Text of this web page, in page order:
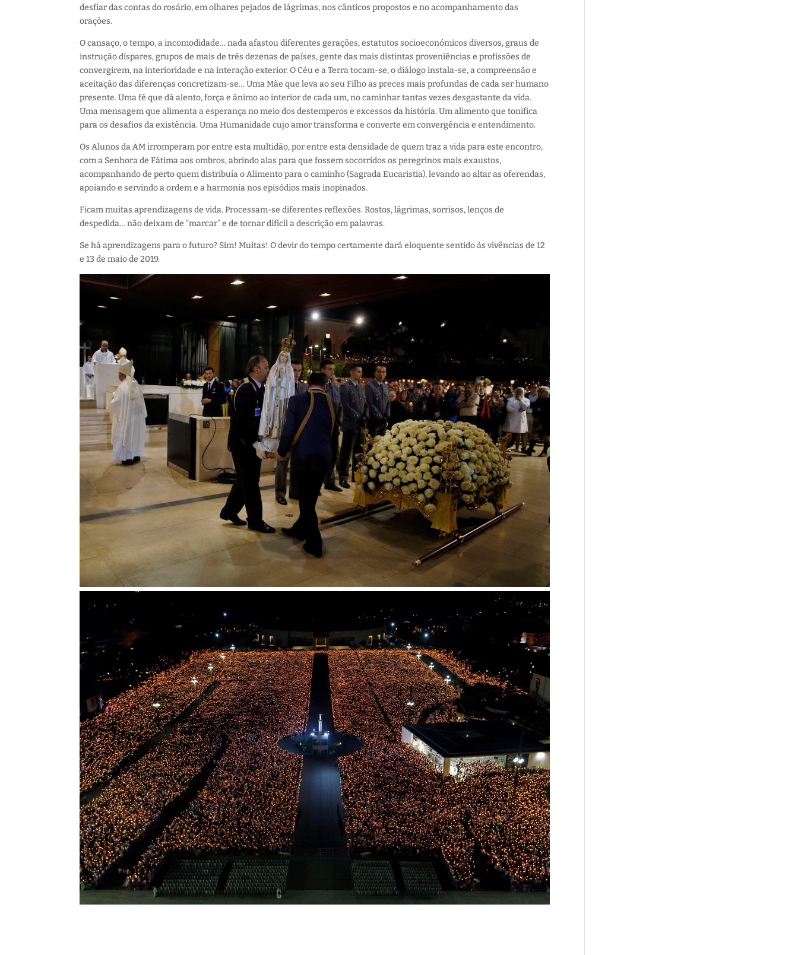
desfiar das contas do rosário, em olhares pejados de lágrimas,nos cânticos propostos e no acompanhamento das
orações.
O cansaço, o tempo, a incomodidade…nadaafastou diferentes gerações, estatutos socioeconómicos diversos, graus de
instrução díspares, grupos de mais de três dezenas de países, gente das mais distintas proveniências e profissões de
convergirem, na interioridade e na interação exterior. O Céu e a Terra tocam-se, o diálogoinstala-se, a compreensão e
aceitação das diferenças concretizam-se… Uma Mãe que leva ao seu Filho as preces mais profundas de cadaser humano
presente. Uma fé que dáalento, força e ânimo ao interior de cada um, no caminhar tantas vezes desgastante da vida.
Umamensagem que alimenta a esperançano meio dos destemperos e excessos da história. Um alimento que tonifica
para os desafios da existência.Uma Humanidade cujo amor transforma e converte emconvergência eentendimento.
Os Alunos da AM irromperam por entre esta multidão, por entre esta densidade de quem traz a vida paraeste encontro,
com a Senhora de Fátima aos ombros, abrindo alas para que fossem socorridos osperegrinosmaisexaustos,
acompanhando de perto quem distribuía o Alimentopara o caminho (Sagrada Eucaristia), levando ao altaras oferendas,
apoiando e servindo a ordem e a harmonia nos episódios mais inopinados.
Ficam muitas aprendizagens de vida. Processam-se diferentes reflexões. Rostos, lágrimas, sorrisos, lenços de
despedida… não deixam de “marcar” e de tornar difícil a descrição em palavras.
Se há aprendizagens para o futuro? Sim! Muitas! O devir do tempo certamente dará eloquente sentido às vivências de 12
e 13 de maio de 2019.